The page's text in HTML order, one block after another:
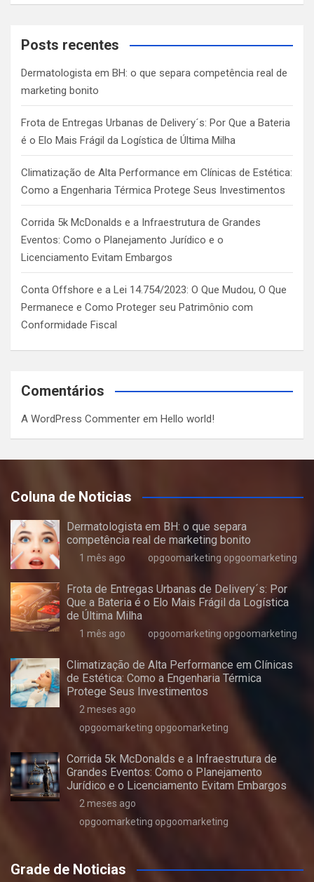
a
c
Posts recentes
Dermatologista em BH: o que separa competência real de
marketing bonito
Frota de Entregas Urbanas de Delivery´s: Por Que a Bateria
é o Elo Mais Frágil da Logística de Última Milha
Climatização de Alta Performance em Clínicas de Estética:
Como a Engenharia Térmica Protege Seus Investimentos
Corrida 5k McDonalds e a Infraestrutura de Grandes
Eventos: Como o Planejamento Jurídico e o
Licenciamento Evitam Embargos
Conta Offshore e a Lei 14.754/2023: O Que Mudou, O Que
Permanece e Como Proteger seu Patrimônio com
Conformidade Fiscal
Comentários
A WordPress Commenter em Hello world!
Coluna de Noticias
Dermatologista em BH: o que separa
competência real de marketing bonito
1 mês ago opgoomarketing opgoomarketing
Frota de Entregas Urbanas de Delivery´s: Por
Que a Bateria é o Elo Mais Frágil da Logística
de Última Milha
1 mês ago opgoomarketing opgoomarketing
Climatização de Alta Performance em Clínicas
de Estética: Como a Engenharia Térmica
Protege Seus Investimentos
2 meses ago
opgoomarketing opgoomarketing
Corrida 5k McDonalds e a Infraestrutura de
Grandes Eventos: Como o Planejamento
Jurídico e o Licenciamento Evitam Embargos
2 meses ago
opgoomarketing opgoomarketing
Grade de Noticias